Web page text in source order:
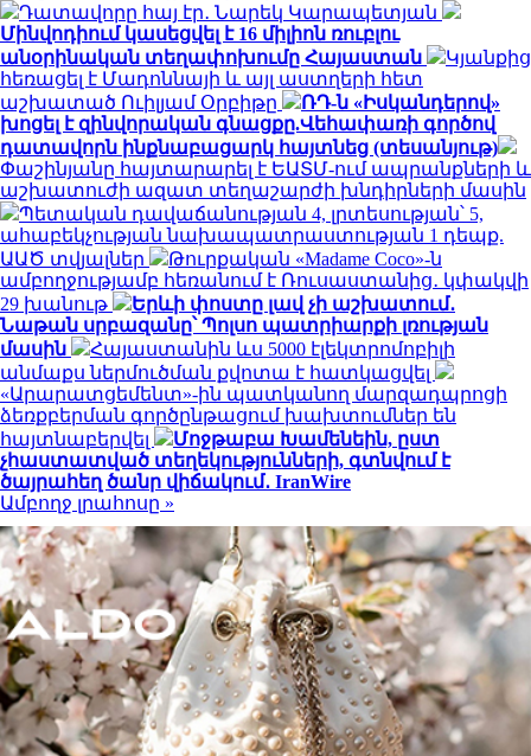
Դատավորը հայ էր․ Նարեկ Կարապետյան
Մինվոդիում կասեցվել է 16 միլիոն ռուբլու
անօրինական տեղափոխումը Հայաստան
Կյանքից
հեռացել է Մադոննայի և այլ աստղերի հետ
աշխատած Ուիլյամ Օրբիթը
ՌԴ-ն «Իսկանդերով»
խոցել է զինվորական գնացքը.Վեհափառի գործով
դատավորն ինքնաբացարկ հայտնեց (տեսանյութ)
Փաշինյանը հայտարարել է ԵԱՏՄ-ում ապրանքների և
աշխատուժի ազատ տեղաշարժի խնդիրների մասին
Պետական դավաճանության 4, լրտեսության՝ 5,
ահաբեկչության նախապատրաստության 1 դեպք.
ԱԱԾ տվյալներ
Թուրքական «Madame Coco»-ն
ամբողջությամբ հեռանում է Ռուսաստանից․ կփակվի
29 խանութ
Երևի փոստը լավ չի աշխատում․
Նաթան սրբազանը՝ Պոլսո պատրիարքի լռության
մասին
Հայաստանին ևս 5000 էլեկտրոմոբիլի
անմաքս ներմուծման քվոտա է հատկացվել
«Արարատցեմենտ»-ին պատկանող մարզադպրոցի
ձեռքբերման գործընթացում խախտումներ են
հայտնաբերվել
Մոջթաբա Խամենեին, ըստ
չհաստատված տեղեկությունների, գտնվում է
ծայրահեղ ծանր վիճակում․ IranWire
Ամբողջ լրահոսը »